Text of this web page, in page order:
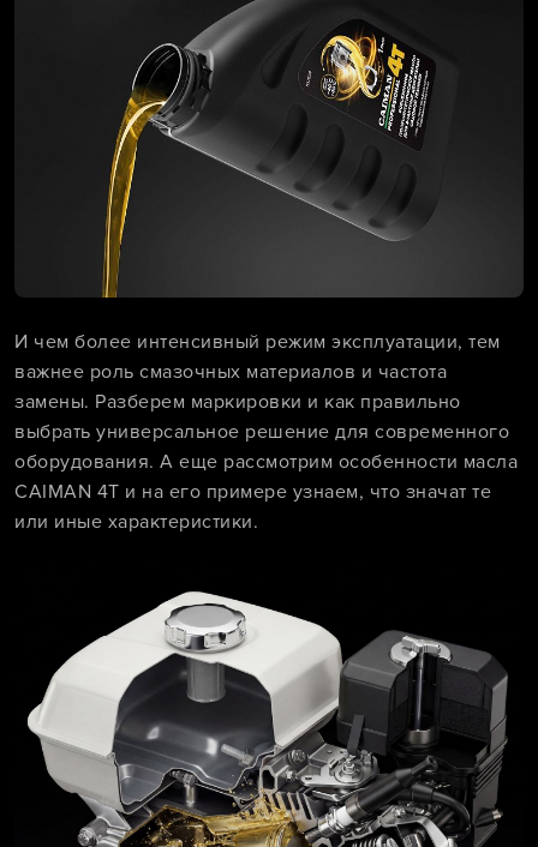
И чем более интенсивный режим эксплуатации, тем
важнее роль смазочных материалов и частота
замены. Разберем маркировки и как правильно
выбрать универсальное решение для современного
оборудования. А еще рассмотрим особенности масла
CAIMAN 4T и на его примере узнаем, что значат те
или иные характеристики.